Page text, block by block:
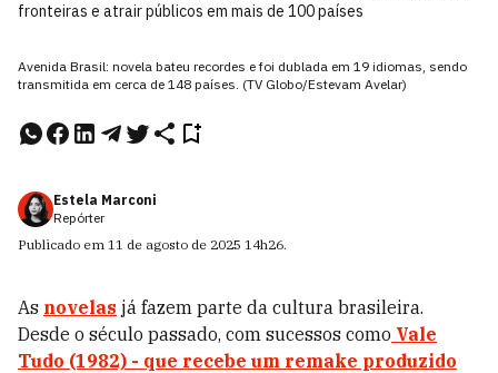
fronteiras e atrair públicos em mais de 100 países
Avenida Brasil: novela bateu recordes e foi dublada em 19 idiomas, sendo
transmitida em cerca de 148 países. (TV Globo/Estevam Avelar)
Estela Marconi
Repórter
Publicado em 11 de agosto de 2025 14h26.
As novelas já fazem parte da cultura brasileira.
Desde o século passado, com sucessos como Vale
Tudo (1982) - que recebe um remake produzido